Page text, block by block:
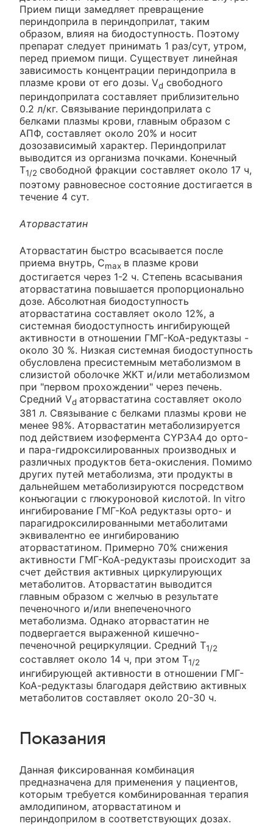
Прием пищи замедляет превращение
периндоприла в периндоприлат, таким
образом, влияя на биодоступность. Поэтому
препарат следует принимать 1 раз/сут, утром,
перед приемом пищи. Существует линейная
зависимость концентрации периндоприла в
плазме крови от его дозы. Vd свободного
периндоприлата составляет приблизительно
0.2 л/кг. Связывание периндоприлата с
белками плазмы крови, главным образом с
АПФ, составляет около 20% и носит
дозозависимый характер. Периндоприлат
выводится из организма почками. Конечный
T1/2 свободной фракции составляет около 17 ч,
поэтому равновесное состояние достигается в
течение 4 сут.
Аторвастатин
Аторвастатин быстро всасывается после
приема внутрь, Cmax в плазме крови
достигается через 1-2 ч. Степень всасывания
аторвастатина повышается пропорционально
дозе. Абсолютная биодоступность
аторвастатина составляет около 12%, а
системная биодоступность ингибирующей
активности в отношении ГМГ-КоА-редуктазы -
около 30 %. Низкая системная биодоступность
обусловлена пресистемным метаболизмом в
слизистой оболочке ЖКТ и/или метаболизмом
при "первом прохождении" через печень.
Средний Vd аторвастатина составляет около
381 л. Связывание с белками плазмы крови не
менее 98%. Аторвастатин метаболизируется
под действием изофермента CYP3A4 до орто-
и пара-гидроксилированных производных и
различных продуктов бета-окисления. Помимо
других путей метаболизма, эти продукты в
дальнейшем метаболизируются посредством
конъюгации с глюкуроновой кислотой. In vitro
ингибирование ГМГ-КоА редуктазы орто- и
парагидроксилированными метаболитами
эквивалентно ее ингибированию
аторвастатином. Примерно 70% снижения
активности ГМГ-КоА-редуктазы происходит за
счет действия активных циркулирующих
метаболитов. Аторвастатин выводится
главным образом с желчью в результате
печеночного и/или внепеченочного
метаболизма. Однако аторвастатин не
подвергается выраженной кишечно-
печеночной рециркуляции. Средний T1/2
составляет около 14 ч, при этом T1/2
ингибирующей активности в отношении ГМГ-
КоА-редуктазы благодаря действию активных
метаболитов составляет около 20-30 ч.
Показания
Данная фиксированная комбинация
предназначена для применения у пациентов,
которым требуется комбинированная терапия
амлодипином, аторвастатином и
периндоприлом в соответствующих дозах.